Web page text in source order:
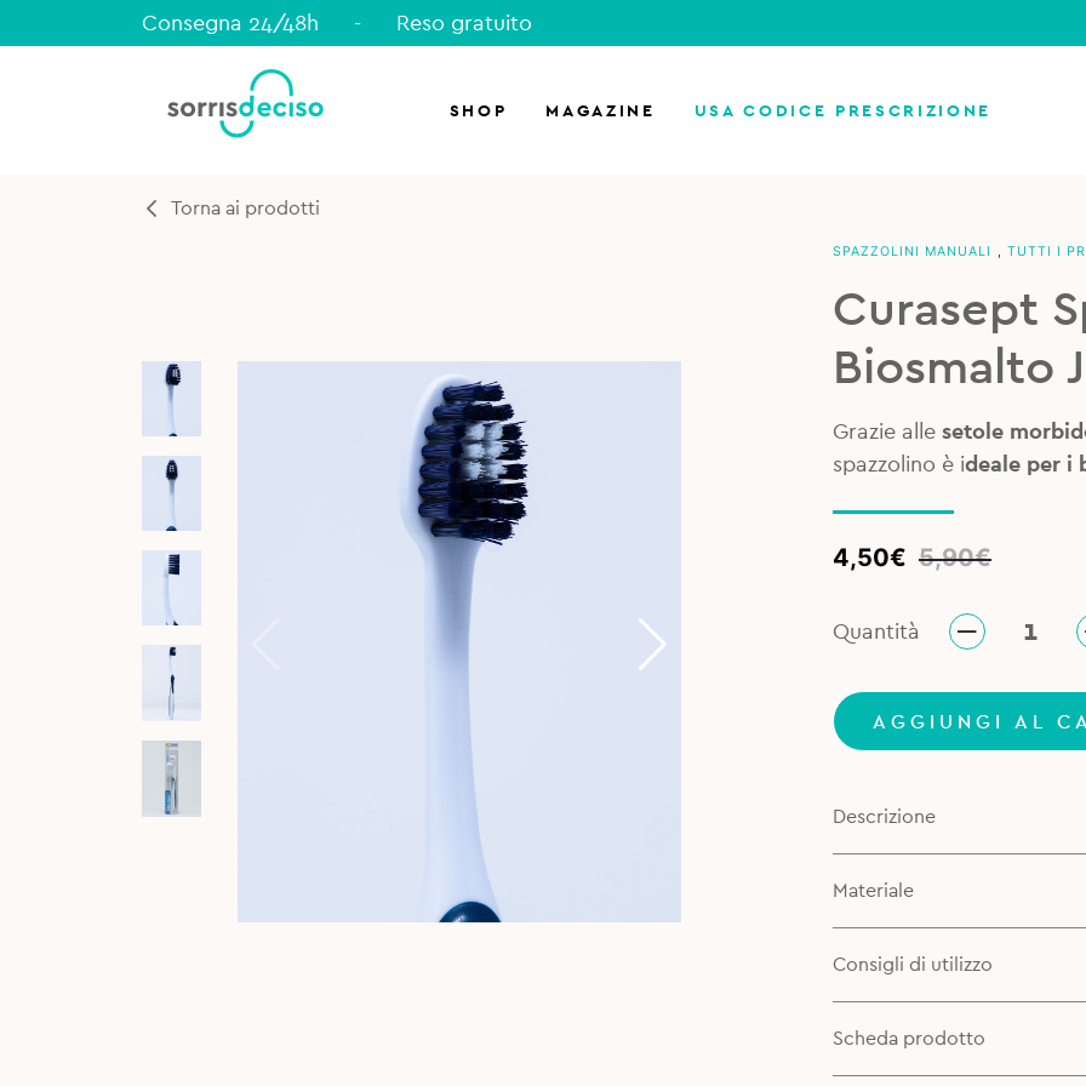
Consegna 24/48h - Reso gratuito
SHOP MAGAZINE USA CODICE PRESCRIZIONE
Torna ai prodotti
SPAZZOLINI MANUALI , TUTTI I
Curasept
Biosmalto
Grazie alle setole
spazzolino è ideale per i
5,90€
Original
5,90€.
4,50€
Current
4,50€.
Quantità
AGGIUNGI AL
Descrizione
Materiale
Consigli di utilizzo
Scheda prodotto